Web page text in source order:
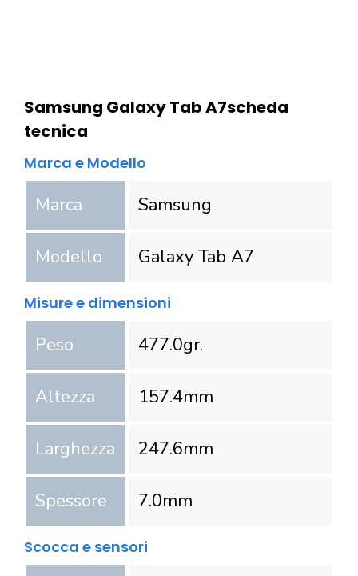
Samsung Galaxy Tab A7scheda
tecnica
Marca e Modello
Marca Samsung
Modello Galaxy Tab A7
Misure e dimensioni
Peso 477.0gr.
Altezza 157.4mm
Larghezza 247.6mm
Spessore 7.0mm
Scocca e sensori